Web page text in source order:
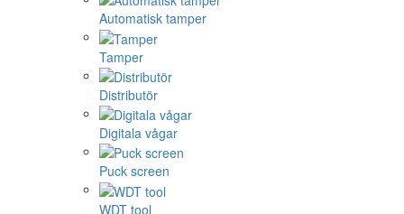
Automatisk tamper
Tamper
Distributör
Digitala vågar
Puck screen
WDT tool